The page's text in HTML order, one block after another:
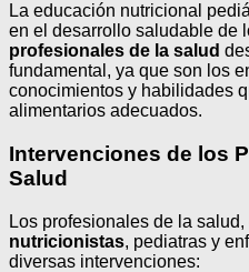
La educación nutricional
en el desarrollo saludable de
profesionales de la salud
fundamental, ya que son los
conocimientos y habilidades
alimentarios adecuados.
Intervenciones de los
Salud
Los profesionales de la salud,
nutricionistas, pediatras y
diversas intervenciones: